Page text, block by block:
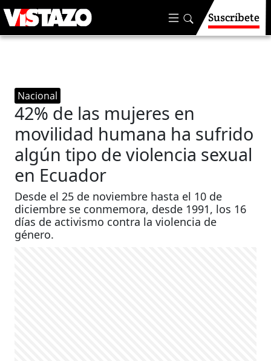
Suscríbete
Nacional
42% de las mujeres en
movilidad humana ha sufrido
algún tipo de violencia sexual
en Ecuador
Desde el 25 de noviembre hasta el 10 de
diciembre se conmemora, desde 1991, los 16
días de activismo contra la violencia de
género.